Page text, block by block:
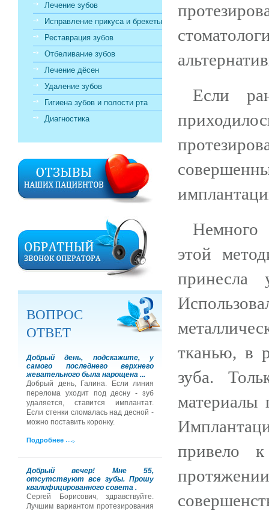
Лечение зубов
Исправление прикуса и брекеты
Реставрация зубов
Отбеливание зубов
Лечение дёсен
Удаление зубов
Гигиена зубов и полости рта
Диагностика
ВОПРОС
ОТВЕТ
Добрый день, подскажите, у
самого последнего верхнего
жевательного была нарощена ...
Добрый день, Галина. Если линия
перелома уходит под десну - зуб
удаляется, ставится имплантат.
Если стенки сломалась над десной -
можно поставить коронку.
Подробнее
Добрый вечер! Мне 55,
отсутствуют все зубы. Прошу
квалифицированного совета .
Сергей Борисович, здравствуйте.
Лучшим вариантом протезирования
Если
Немного
этой
принесла
тканью, в
зуба.
материалы
привело